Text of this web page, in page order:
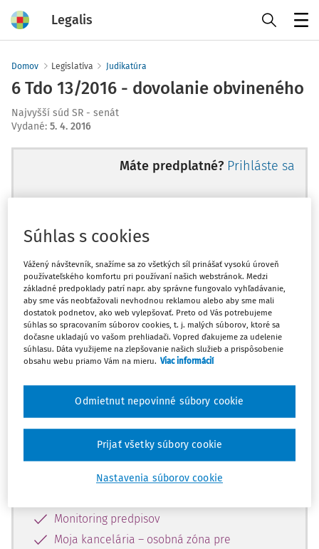
Legalis
Domov Legislatíva Judikatúra
6 Tdo 13/2016 - dovolanie obvineného
Najvyšší súd SR - senát
Vydané: 5. 4. 2016
Máte predplatné? Prihláste sa
Ups, zatiaľ ste si prečítali len
začiatok...
Celý odborný obsah z tejto oblasti je
dostupný predplatiteľom portálu.
obsahu a získajte prístup na 10 dní
zdarma, stačí sa len zaregistrovať.
Vďaka registrácii získate prístup aj k
vybranému obsahu:
Monitoring predpisov
Moja kancelária – osobná zóna pre
Súhlas s cookies
Vážený návštevník, snažíme sa zo všetkých síl prinášať vysokú úroveň
používateľského komfortu pri používaní našich webstránok. Medzi
základné predpoklady patrí napr. aby správne fungovalo vyhľadávanie,
aby sme vás neobťažovali nevhodnou reklamou alebo aby sme mali
dostatok podnetov, ako web vylepšovať. Preto od Vás potrebujeme
súhlas so spracovaním súborov cookies, t. j. malých súborov, ktoré sa
dočasne ukladajú vo vašom prehliadači. Vopred ďakujeme za udelenie
súhlasu. Dáta využijeme na zlepšovanie našich služieb a prispôsobenie
obsahu webu priamo Vám na mieru. Viac informácií
Nastavenia súborov cookie
Odmietnut nepovinné súbory cookie
Prijať všetky súbory cookie